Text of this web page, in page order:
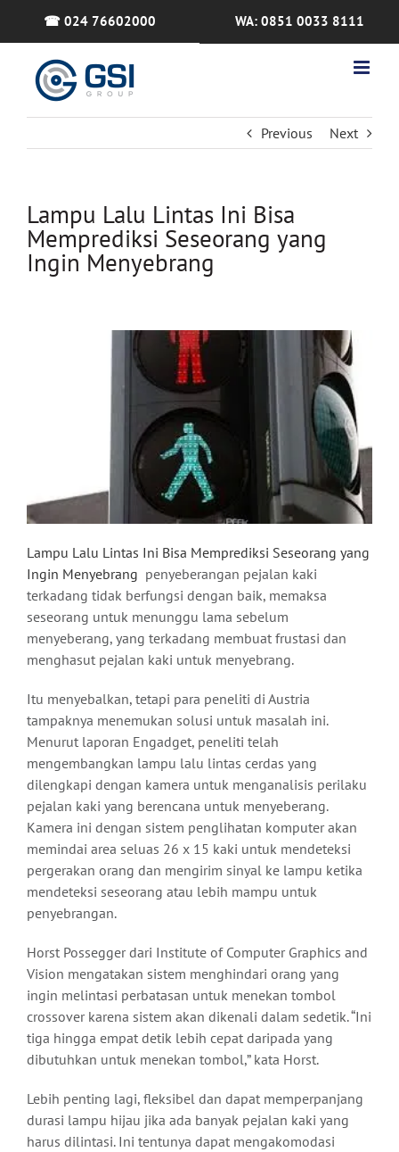
☎ 024 76602000 WA: 0851 0033 8111
Previous Next
Lampu Lalu Lintas Ini Bisa
Memprediksi Seseorang yang
Ingin Menyebrang
Lampu Lalu Lintas Ini Bisa Memprediksi Seseorang yang
Ingin Menyebrang penyeberangan pejalan kaki
terkadang tidak berfungsi dengan baik, memaksa
seseorang untuk menunggu lama sebelum
menyeberang, yang terkadang membuat frustasi dan
menghasut pejalan kaki untuk menyebrang.
Itu menyebalkan, tetapi para peneliti di Austria
tampaknya menemukan solusi untuk masalah ini.
Menurut laporan Engadget, peneliti telah
mengembangkan lampu lalu lintas cerdas yang
dilengkapi dengan kamera untuk menganalisis perilaku
pejalan kaki yang berencana untuk menyeberang.
Kamera ini dengan sistem penglihatan komputer akan
memindai area seluas 26 x 15 kaki untuk mendeteksi
pergerakan orang dan mengirim sinyal ke lampu ketika
mendeteksi seseorang atau lebih mampu untuk
penyebrangan.
Horst Possegger dari Institute of Computer Graphics and
Vision mengatakan sistem menghindari orang yang
ingin melintasi perbatasan untuk menekan tombol
crossover karena sistem akan dikenali dalam sedetik. “Ini
tiga hingga empat detik lebih cepat daripada yang
dibutuhkan untuk menekan tombol,” kata Horst.
Lebih penting lagi, fleksibel dan dapat memperpanjang
durasi lampu hijau jika ada banyak pejalan kaki yang
harus dilintasi. Ini tentunya dapat mengakomodasi